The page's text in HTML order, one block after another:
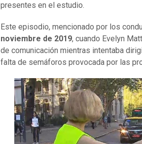
presentes en el estudio.
Este episodio, mencionado por los
noviembre de 2019, cuando Evelyn
de comunicación mientras intentaba
falta de semáforos provocada por las